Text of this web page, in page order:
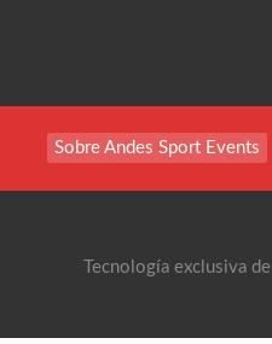
Sobre Andes Sport Events
Tecnología exclusiva de